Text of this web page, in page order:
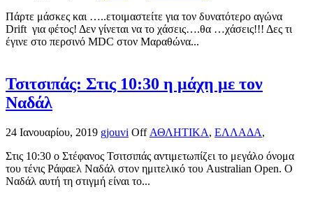
Πάρτε μάσκες και …..ετοιμαστείτε για τον δυνατότερο αγώνα
Drift για φέτος! Δεν γίνεται να το χάσεις….θα …χάσεις!!! Δες τι
έγινε στο περσινό MDC στον Μαραθώνα...
Τσιτσιπάς: Στις 10:30 η μάχη με τον
Ναδάλ
24 Ιανουαρίου, 2019 gjouvi Off ΑΘΛΗΤΙΚΑ, ΕΛΛΑΔΑ,
Στις 10:30 ο Στέφανος Τσιτσιπάς αντιμετωπίζει το μεγάλο όνομα
του τένις Ράφαελ Ναδάλ στον ημιτελικό του Australian Open. Ο
Ναδάλ αυτή τη στιγμή είναι το...